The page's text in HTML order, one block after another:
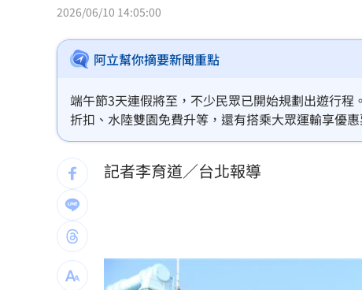
詐慈濟主嫌信辟穀教 收押全破功嗑光便當
AI時代!培養孩子思考.解決問題能力更重要
前黑澀會美眉宣布新身分 祭高額佣金徵
日本3大最強怨靈曝光 東京蓋大樓連死14人
遠傳上半年營收獲利創高 5G滲透率居冠
2026/06/10 14:05:00
阿立幫你摘要新聞重點
端午節3天連假將至，不少民眾已開始規劃出遊行
折扣、水陸雙園免費升等，還有搭乘大眾運輸享優
分證含「5」最高免費入園優惠，讓民眾能趁連假帶
記者李育道／台北報導